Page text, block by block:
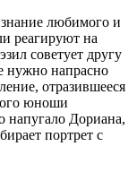
любимого и
реаги­руют на
сове­тует другу
нужно напрасно
отразившееся
юноши
напугало Дориана,
портрет с